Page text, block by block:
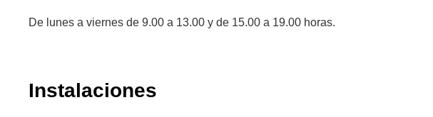
De lunes a viernes de 9.00 a 13.00 y de 15.00 a 19.00 horas.
Instalaciones